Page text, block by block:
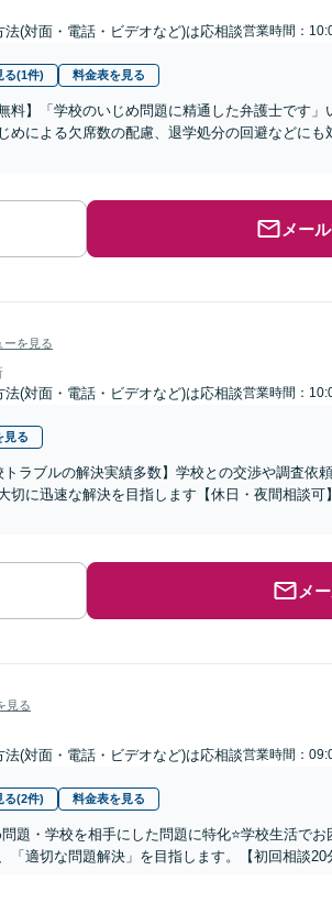
法(対面・電話・ビデオなど)は応相談営業時間：
る(1件) 料金表を見る
料】「学校のいじめ問題に精通した弁護士です
めによる欠席数の配慮、退学処分の回避などにも
メー
ーを見る
法(対面・電話・ビデオなど)は応相談営業時間：
見る
トラブルの解決実績多数】学校との交渉や調査依
切に迅速な解決を目指します【休日・夜間相談
メ
見る
法(対面・電話・ビデオなど)は応相談営業時間：
る(2件) 料金表を見る
問題・学校を相手にした問題に特化⭐️学校生活で
「適切な問題解決」を目指します。【初回相談20